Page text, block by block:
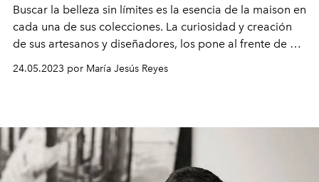
Buscar la belleza sin límites es la esencia de la maison en
cada una de sus colecciones. La curiosidad y creación
de sus artesanos y diseñadores, los pone al frente de un
desde un nuevo punto de vista más vanguardista.
24.05.2023 por María Jesús Reyes